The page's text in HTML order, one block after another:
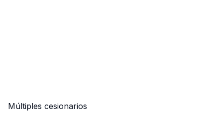
Múltiples cesionarios